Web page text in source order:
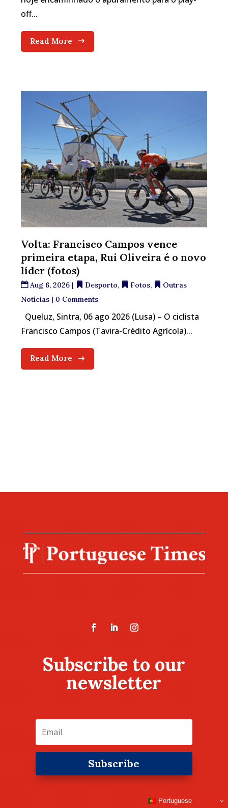
off...
Read More
Volta: Francisco Campos vence
primeira etapa, Rui Oliveira é o novo
líder (fotos)
Aug 6, 2026 | Desporto, Fotos,
Outras
Notícias | 0 Comments
Queluz, Sintra, 06 ago 2026 (Lusa) – O ciclista
Francisco Campos (Tavira-Crédito Agrícola)...
Read More
Subscribe to our
newsletter
Subscribe
Portuguese